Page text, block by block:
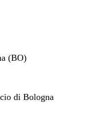
(BO)
di Bologna